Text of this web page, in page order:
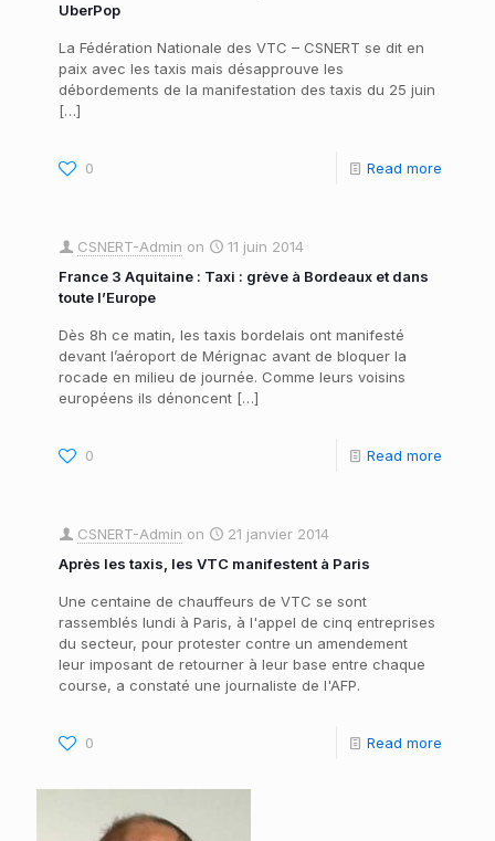
UberPop
La Fédération Nationale des VTC – CSNERT se dit en
paix avec les taxis mais désapprouve les
débordements de la manifestation des taxis du 25 juin
[…]
0 Read more
CSNERT-Admin on
11 juin 2014
France 3 Aquitaine : Taxi : grève à Bordeaux et dans
toute l’Europe
Dès 8h ce matin, les taxis bordelais ont manifesté
devant l’aéroport de Mérignac avant de bloquer la
rocade en milieu de journée. Comme leurs voisins
européens ils dénoncent […]
0 Read more
CSNERT-Admin on
21 janvier 2014
Après les taxis, les VTC manifestent à Paris
Une centaine de chauffeurs de VTC se sont
rassemblés lundi à Paris, à l'appel de cinq entreprises
du secteur, pour protester contre un amendement
leur imposant de retourner à leur base entre chaque
course, a constaté une journaliste de l'AFP.
0 Read more